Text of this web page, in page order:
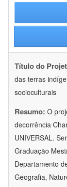
Título do
das terras
socioculturais
Resumo: O
decorrência
UNIVERSAL.
Graduação
Departamento
Geografia,